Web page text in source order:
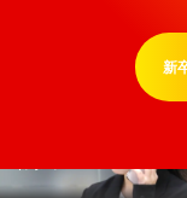
新